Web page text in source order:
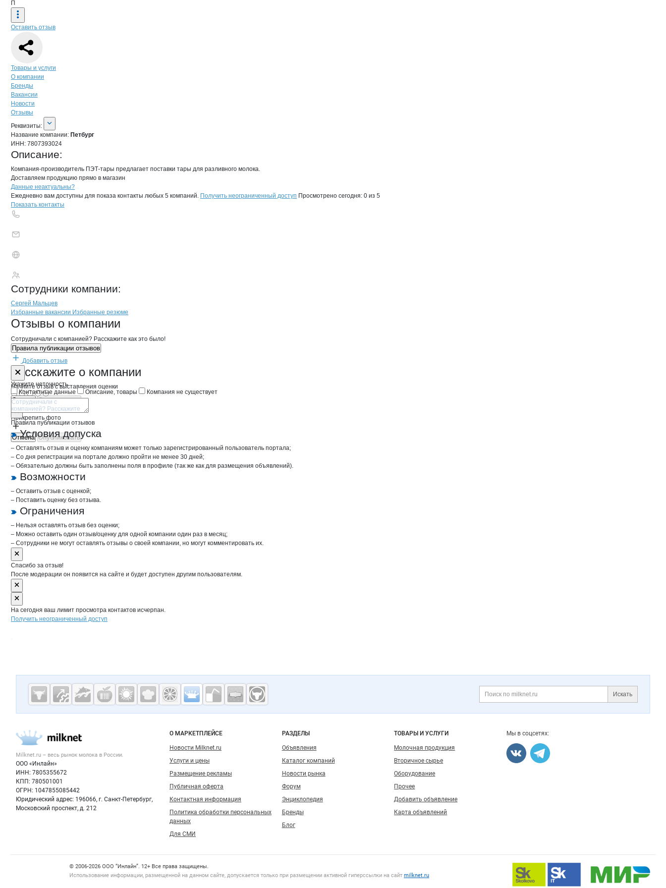
П
Оставить отзыв
Навигация по странице
Товары и услуги
О компании
Бренды
Вакансии
Новости
Отзывы
О компании
Реквизиты
Реквизиты:
Название компании: Петбург
ИНН: 7807393024
Описание:
Компания-производитель ПЭТ-тары предлагает поставки тары для разливного молока.
Доставляем продукцию прямо в магазин
Контактыкомпании
+7(800)000-00-..
Данные неактуальны?
Ежедневно вам доступны для показа контакты любых 5 компаний. Получить неограниченный доступ Просмотрено сегодня: 0 из 5
Показать контакты
Сотрудники компании:
Сергей Мальцев
Брендыкомпани Петбург
Вакансии вПетбург
Избранные вакансии Избранные резюме
Новости oПетбург, ООО
Отзывы о компании
Сотрудничали с компанией? Расскажите как это было!
Правила публикации отзывов
Добавить отзыв
Расскажите о компании
Начните отзыв с выставления оценки
Прикрепить фото
Отмена Опубликовать
Форма обратной связи о неточностях на странице
Укажите неточность
Контактные данные
Описание, товары Компания не существует
Отмена Опубликовать
Правила публикации отзывов
Условия допуска
– Оставлять отзыв и оценку компаниям может только зарегистрированный пользователь портала;
– Со дня регистрации на портале должно пройти не менее 30 дней;
– Обязательно должны быть заполнены поля в профиле (так же как для размещения объявлений).
Возможности
– Оставить отзыв с оценкой;
– Поставить оценку без отзыва.
Ограничения
– Нельзя оставлять отзыв без оценки;
– Можно оставить один отзыв/оценку для одной компании один раз в месяц;
– Сотрудники не могут оставлять отзывы о своей компании, но могут комментировать их.
Спасибо за отзыв!
После модерации он появится на сайте и будет доступен другим пользователям.
На сегодня ваш лимит просмотра контактов исчерпан.
Получить неограниченный доступ
Дополнительная информация
Искать
Cсылки на полезные проекты
Молочная
промышленность
Milknet.ru
Важные разделы и контакты
Milknet.ru – весь рынок молока в России.
ООО «Инлайн»
ИНН: 7805355672
КПП: 780501001
ОГРН: 1047855085442
Юридический адрес: 196066, г. Санкт-Петербург,
Московский проспект, д. 212
Навигация по сайту
О МАРКЕТПЛЕЙСЕ
Новости Milknet.ru
Услуги и цены
Размещение рекламы
Публичная оферта
Контактная информация
Политика обработки персональных
данных
Для СМИ
РАЗДЕЛЫ
Объявления
Каталог компаний
Новости рынка
Форум
Энциклопедия
Бренды
Блог
ТОВАРЫ И УСЛУГИ
Молочная продукция
Вторичное сырье
Оборудование
Прочее
Добавить объявление
Карта объявлений
Мы в соцсетях:
Счетчики, авторское право, логотипы
© 2006‑2026 ООО “Инлайн”. 12+ Все права защищены.
Использование информации, размещенной на данном сайте, допускается только при размещении активной гиперссылки на сайт milknet.ru